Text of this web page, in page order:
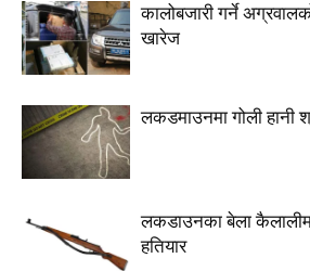
कालोबजारी गर्ने
खारेज
लकडमाउनमा गोली हानी
लकडाउनका बेला कैलालीमा
हतियार